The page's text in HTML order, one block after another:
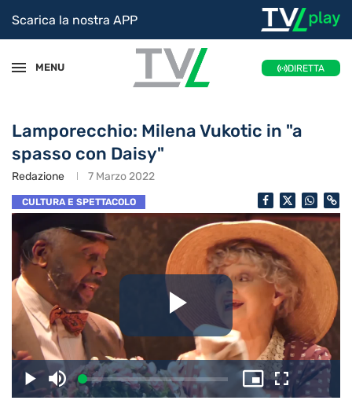
Scarica la nostra APP
MENU DIRETTA
Lamporecchio: Milena Vukotic in "a
spasso con Daisy"
Redazione 7 Marzo 2022
CULTURA E SPETTACOLO
il
PlayDisattiva
l’audio
Caricato:
3.08%
Picture-
in-
Schermo
intero